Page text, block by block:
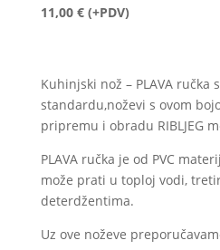
11,00 € (+PDV)
Kuhinjski nož – PLAVA ručka
standardu,noževi s ovom
pripremu i obradu RIBLJEG
PLAVA ručka je od PVC
može prati u toploj vodi,
deterdžentima.
Uz ove noževe